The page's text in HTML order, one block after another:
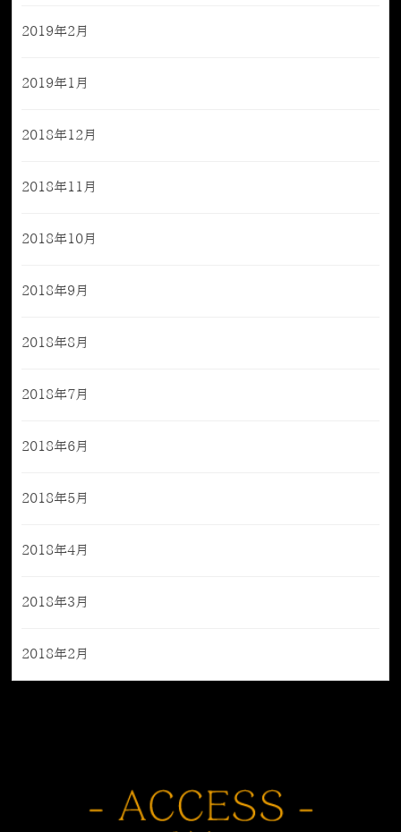
2019年2月
2019年1月
2018年12月
2018年11月
2018年10月
2018年9月
2018年8月
2018年7月
2018年6月
2018年5月
2018年4月
2018年3月
2018年2月